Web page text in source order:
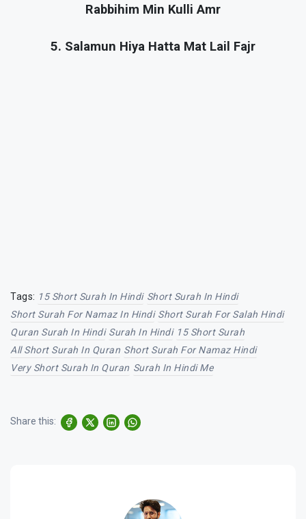
Rabbihim Min Kulli Amr
5. Salamun Hiya Hatta Mat Lail Fajr
Tags: 15 Short Surah In Hindi Short Surah In Hindi
Short Surah For Namaz In Hindi Short Surah For Salah Hindi
Quran Surah In Hindi Surah In Hindi 15 Short Surah
All Short Surah In Quran Short Surah For Namaz Hindi
Very Short Surah In Quran Surah In Hindi Me
Share this: